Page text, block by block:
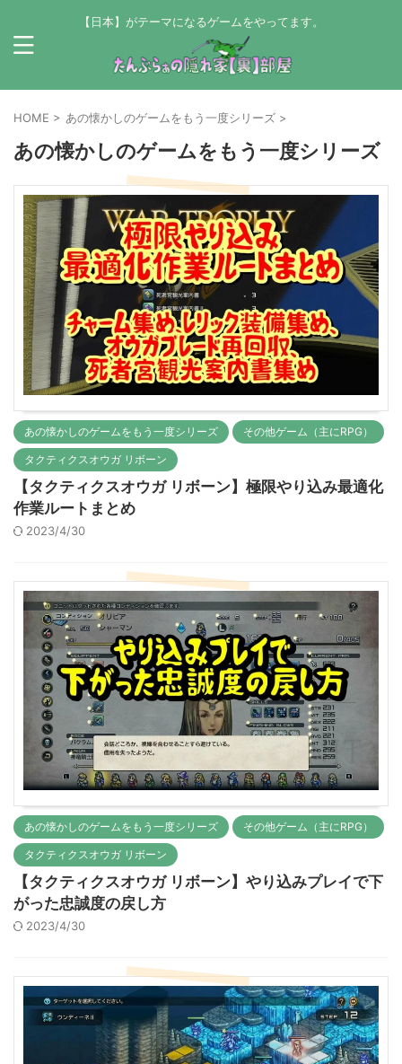
【日本】がテーマになるゲームをやってます。
HOME > あの懐かしのゲームをもう一度シリーズ >
あの懐かしのゲームをもう一度シリーズ
あの懐かしのゲームをもう一度シリーズ その他ゲーム（主にRPG）
タクティクスオウガ リボーン
【タクティクスオウガ リボーン】極限やり込み最適化
作業ルートまとめ
2023/4/30
あの懐かしのゲームをもう一度シリーズ その他ゲーム（主にRPG）
タクティクスオウガ リボーン
【タクティクスオウガ リボーン】やり込みプレイで下
がった忠誠度の戻し方
2023/4/30